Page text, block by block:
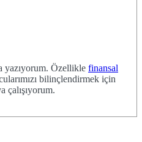
yazıyorum. Özellikle finansal
bilinçlendirmek için
çalışıyorum.